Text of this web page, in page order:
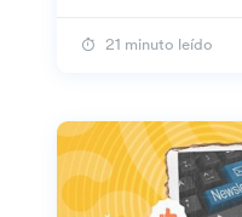
21 minuto leído